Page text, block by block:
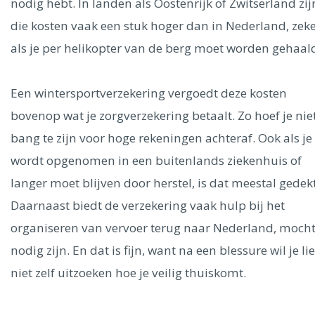
die kosten vaak een stuk hoger dan in Nederland,
als je per helikopter van de berg moet worden
Een wintersportverzekering vergoedt deze kosten
bovenop wat je zorgverzekering betaalt. Zo hoef je
bang te zijn voor hoge rekeningen achteraf. Ook als je
wordt opgenomen in een buitenlands ziekenhuis of
langer moet blijven door herstel, is dat meestal
Daarnaast biedt de verzekering vaak hulp bij het
organiseren van vervoer terug naar Nederland,
nodig zijn. En dat is fijn, want na een blessure wil je
niet zelf uitzoeken hoe je veilig thuiskomt.